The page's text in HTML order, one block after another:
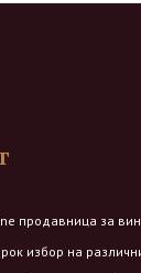
продавница за
избор на